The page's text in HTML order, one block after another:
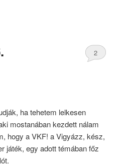
2
ha tehetem lelkesen
mostanában kezdett nálam
hogy a VKF! a Vigyázz, kész,
játék, egy adott témában főz